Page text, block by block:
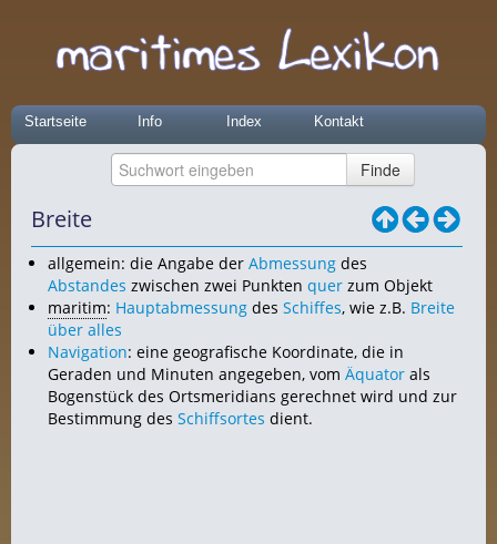
Startseite Info Index Kontakt
Breite
allgemein: die Angabe der Abmessung des
Abstandes zwischen zwei Punkten quer zum Objekt
maritim: Hauptabmessung des Schiffes, wie z.B. Breite
über alles
Navigation: eine geografische Koordinate, die in
Geraden und Minuten angegeben, vom Äquator als
Bogenstück des Ortsmeridians gerechnet wird und zur
Bestimmung des Schiffsortes dient.